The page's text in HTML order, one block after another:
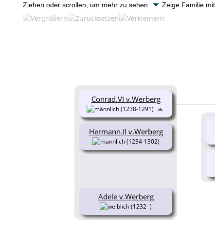
Ziehen oder scrollen, um mehr zu sehen Zeige Familie
Pia v.Werberg
(1236- )
Hermann.II v.Werberg
(1234-1302)
Adele v.Werberg
(1232- )
Conrad.VI v.Werberg
(1238-1291)